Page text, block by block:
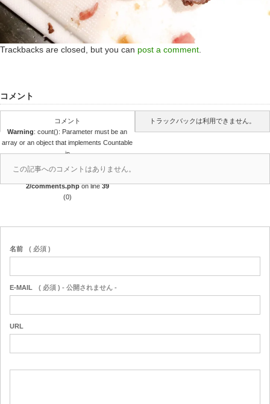
Trackbacks are closed, but you can post a comment.
コメント
コメント
Warning: count(): Parameter must be an
array or an object that implements Countable
in
/home/r4688280/public_html/takedataro.c
2/comments.phpon line39
(0)
トラックバックは利用できません。
この記事へのコメントはありません。
名前 ( 必須 )
E-MAIL ( 必須 ) - 公開されません -
URL